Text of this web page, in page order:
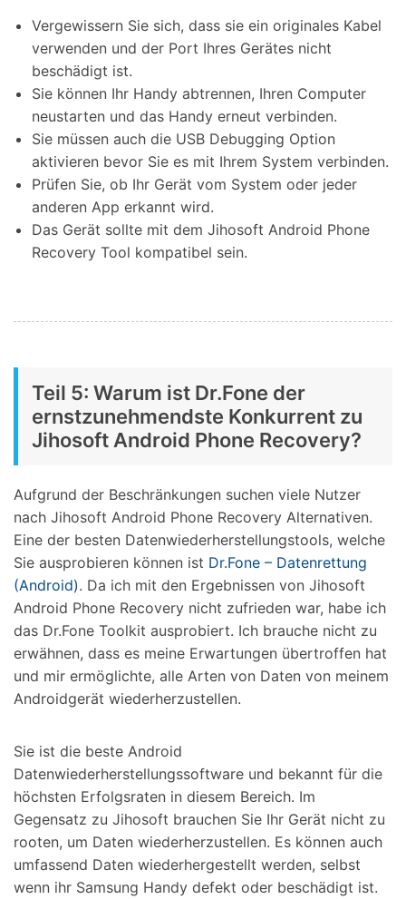
Vergewissern Sie sich, dass sie ein originales Kabel
verwenden und der Port Ihres Gerätes nicht
beschädigt ist.
Sie können Ihr Handy abtrennen, Ihren Computer
neustarten und das Handy erneut verbinden.
Sie müssen auch die USB Debugging Option
aktivieren bevor Sie es mit Ihrem System verbinden.
Prüfen Sie, ob Ihr Gerät vom System oder jeder
anderen App erkannt wird.
Das Gerät sollte mit dem Jihosoft Android Phone
Recovery Tool kompatibel sein.
Teil 5: Warum ist Dr.Fone der
ernstzunehmendste Konkurrent zu
Jihosoft Android Phone Recovery?
Aufgrund der Beschränkungen suchen viele Nutzer
nach Jihosoft Android Phone Recovery Alternativen.
Eine der besten Datenwiederherstellungstools, welche
Sie ausprobieren können ist Dr.Fone – Datenrettung
(Android). Da ich mit den Ergebnissen von Jihosoft
Android Phone Recovery nicht zufrieden war, habe ich
das Dr.Fone Toolkit ausprobiert. Ich brauche nicht zu
erwähnen, dass es meine Erwartungen übertroffen hat
und mir ermöglichte, alle Arten von Daten von meinem
Androidgerät wiederherzustellen.
Sie ist die beste Android
Datenwiederherstellungssoftware und bekannt für die
höchsten Erfolgsraten in diesem Bereich. Im
Gegensatz zu Jihosoft brauchen Sie Ihr Gerät nicht zu
rooten, um Daten wiederherzustellen. Es können auch
umfassend Daten wiederhergestellt werden, selbst
wenn ihr Samsung Handy defekt oder beschädigt ist.